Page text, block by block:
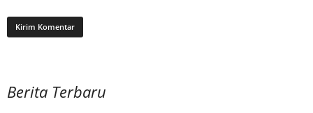
Berita Terbaru